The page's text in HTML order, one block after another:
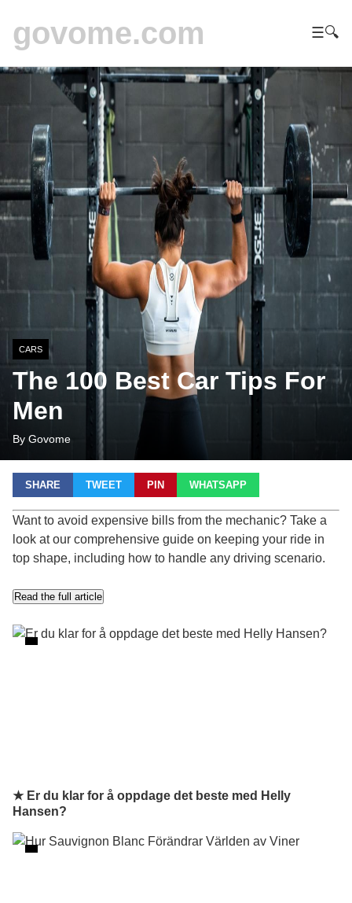
govome.com ☰🔍
CARS
The 100 Best Car Tips For
Men
By Govome
SHARE TWEET PIN WHATSAPP
Want to avoid expensive bills from the mechanic? Take a
look at our comprehensive guide on keeping your ride in
top shape, including how to handle any driving scenario.
Read the full article
★ Er du klar for å oppdage det beste med Helly
Hansen?